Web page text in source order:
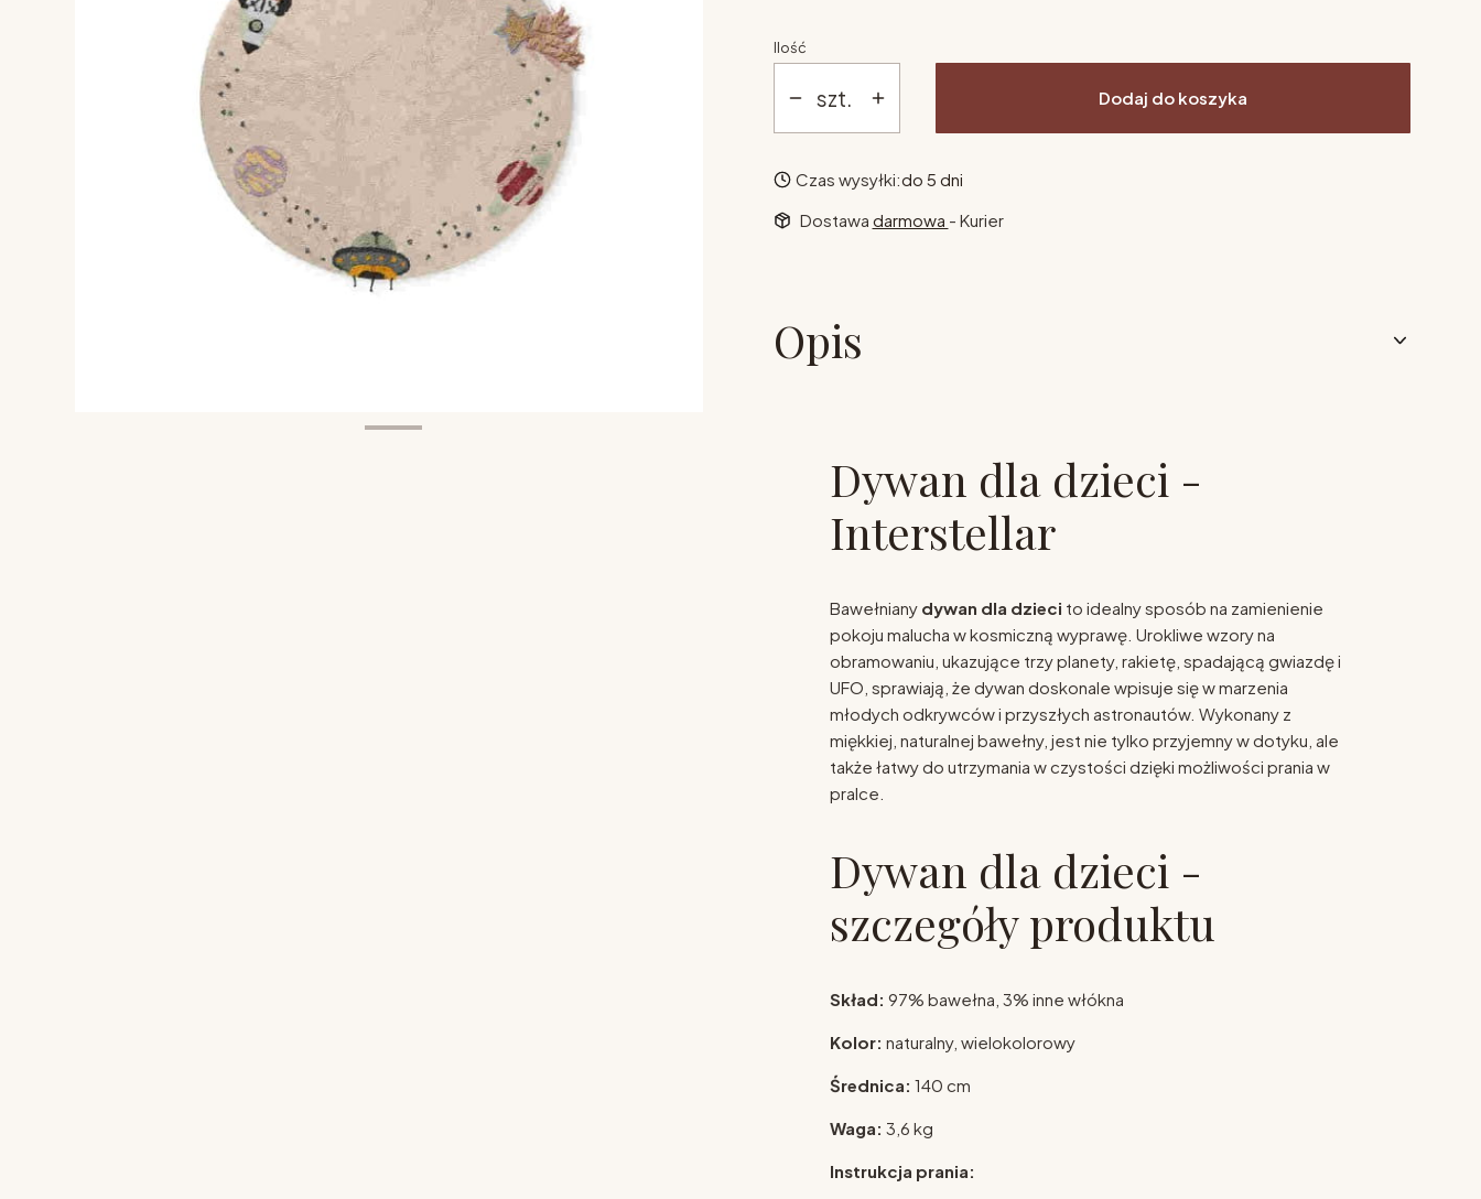
Ilość
szt. Dodaj do koszyka
Czas wysyłki:do 5 dni
Dostawa darmowa - Kurier
Opis
Dywan dla dzieci -
Interstellar
Bawełniany dywan dla dzieci to idealny sposób na zamienienie
pokoju malucha w kosmiczną wyprawę. Urokliwe wzory na
obramowaniu, ukazujące trzy planety, rakietę, spadającą gwiazdę i
UFO, sprawiają, że dywan doskonale wpisuje się w marzenia
młodych odkrywców i przyszłych astronautów. Wykonany z
miękkiej, naturalnej bawełny, jest nie tylko przyjemny w dotyku, ale
także łatwy do utrzymania w czystości dzięki możliwości prania w
pralce.
Dywan dla dzieci -
szczegóły produktu
Skład: 97% bawełna, 3% inne włókna
Kolor: naturalny, wielokolorowy
Średnica: 140 cm
Waga: 3,6 kg
Instrukcja prania: